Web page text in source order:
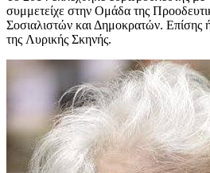
συμμετείχε στην Ομάδα της
Σοσιαλιστών και Δημοκρατών. Επίσης
της Λυρικής Σκηνής.